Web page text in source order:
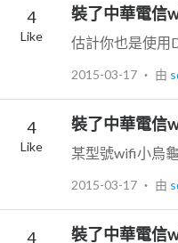
4
Like
裝了中華電信
2015-03-17 ‧ 由
4
Like
裝了中華電信
2015-03-17 ‧ 由
4 裝了中華電信